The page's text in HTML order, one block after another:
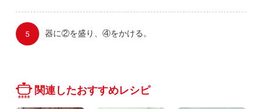
器に②を盛り、④をかける。
関連したおすすめレシピ